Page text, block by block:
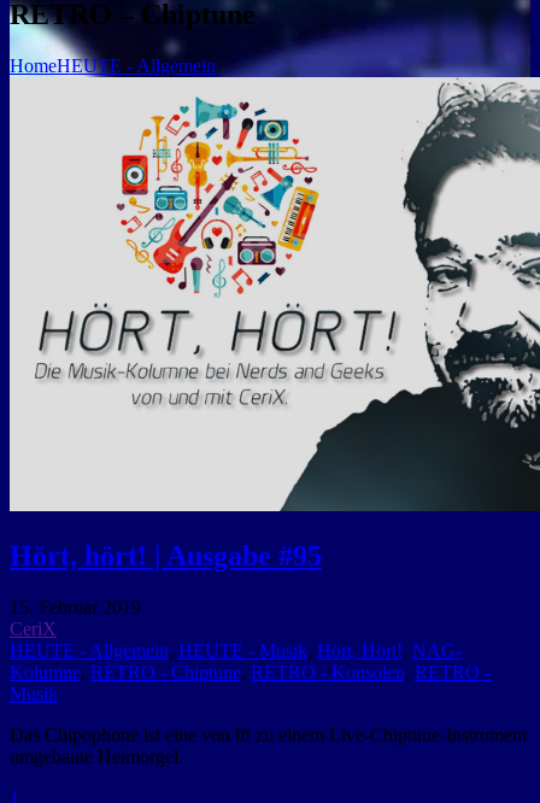
RETRO – Chiptune
HomeHEUTE - Allgemein
Hört, hört! | Ausgabe #95
15. Februar 2019
CeriX
HEUTE - Allgemein, HEUTE - Musik, Hört, Hört!, NAG-
Kolumne, RETRO - Chiptune, RETRO - Konsolen, RETRO -
Musik
Das Chipophone ist eine von lft zu einem Live-Chiptune-Instrument
umgebaute Heimorgel.
1